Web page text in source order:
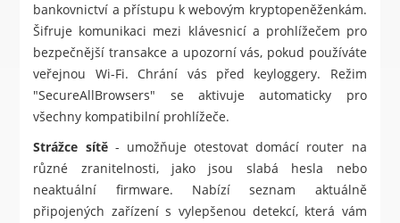
bankovnictví a přístupu k webovým kryptopeněženkám.
Šifruje komunikaci mezi klávesnicí a prohlížečem pro
bezpečnější transakce a upozorní vás, pokud používáte
veřejnou Wi-Fi. Chrání vás před keyloggery. Režim
"SecureAllBrowsers" se aktivuje automaticky pro
všechny kompatibilní prohlížeče.
Strážce sítě- umožňuje otestovat domácí router na
různé zranitelnosti, jako jsou slabá hesla nebo
neaktuální firmware. Nabízí seznam aktuálně
připojených zařízení s vylepšenou detekcí, která vám